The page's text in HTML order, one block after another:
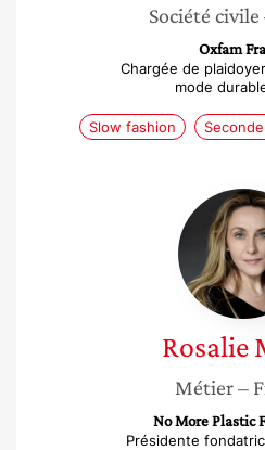
Société civile
Oxfam
Chargée de
mode
Slow fashion
Rosalie
Métier–
No More Plastic
Présidente